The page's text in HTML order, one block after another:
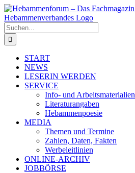
Zum
Inhalt
springen
Suche
nach:
START
NEWS
LESERIN WERDEN
SERVICE
Info- und Arbeitsmaterialien
Literaturangaben
Hebammenpoesie
MEDIA
Themen und Termine
Zahlen, Daten, Fakten
Werbeleitlinien
ONLINE-ARCHIV
JOBBÖRSE